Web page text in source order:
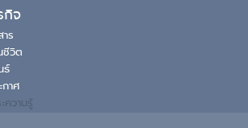
กิจ
ร
ชีวิต
ธ์
าศ
ความรู้